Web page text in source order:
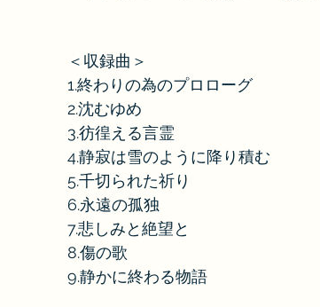
＜収録曲＞
1.終わりの為のプロローグ
2.沈むゆめ
3.彷徨える言霊
4.静寂は雪のように降り積む
5.千切られた祈り
6.永遠の孤独
7.悲しみと絶望と
8.傷の歌
9.静かに終わる物語